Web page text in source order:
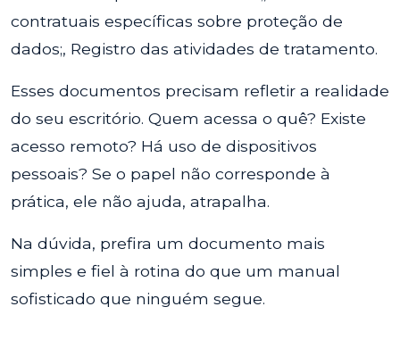
contratuais específicas sobre proteção de
dados;, Registro das atividades de tratamento.
Esses documentos precisam refletir a realidade
do seu escritório. Quem acessa o quê? Existe
acesso remoto? Há uso de dispositivos
pessoais? Se o papel não corresponde à
prática, ele não ajuda, atrapalha.
Na dúvida, prefira um documento mais
simples e fiel à rotina do que um manual
sofisticado que ninguém segue.